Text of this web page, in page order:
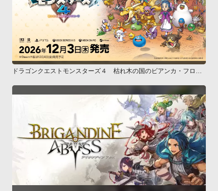
ドラゴンクエストモンスターズ４ 枯れ木の国のビアンカ・フロー